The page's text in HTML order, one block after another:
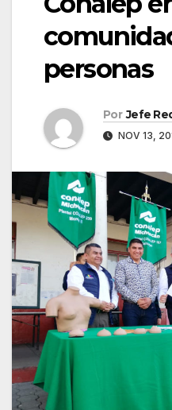
personas
Por Jefe
NOV 13,